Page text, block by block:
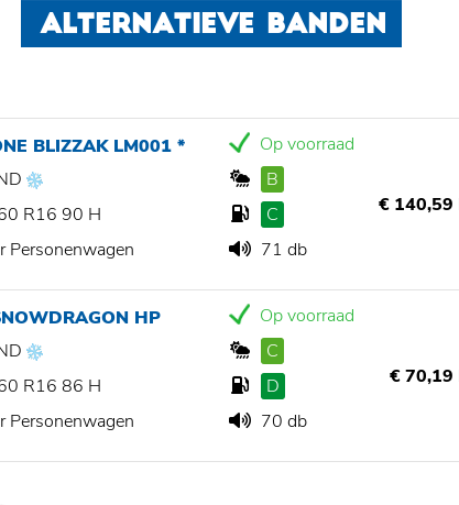
ALTERNATIEVE BANDEN
BLIZZAK LM001 *
R16 90 H
Personenwagen
Op voorraad
B
C
71 db
€ 140,59
HP
R16 86 H
Personenwagen
Op voorraad
C
D
70 db
€ 70,19